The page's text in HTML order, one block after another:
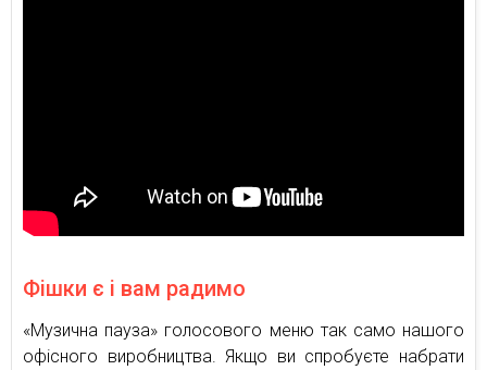
Фішки є і вам радимо
«Музична пауза» голосового меню так само нашого
офісного виробництва. Якщо ви спробуєте набрати